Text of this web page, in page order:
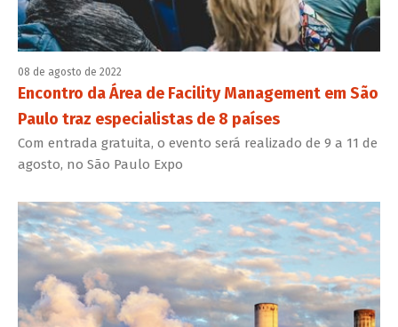
08 de agosto de 2022
Encontro da Área de Facility Management em São
Paulo traz especialistas de 8 países
Com entrada gratuita, o evento será realizado de 9 a 11 de
agosto, no São Paulo Expo